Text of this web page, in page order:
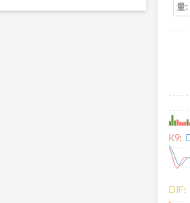
量:
K9:
DIF: